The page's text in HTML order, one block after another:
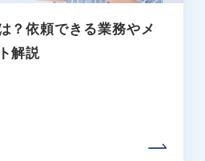
？依頼できる業務やメ
解説